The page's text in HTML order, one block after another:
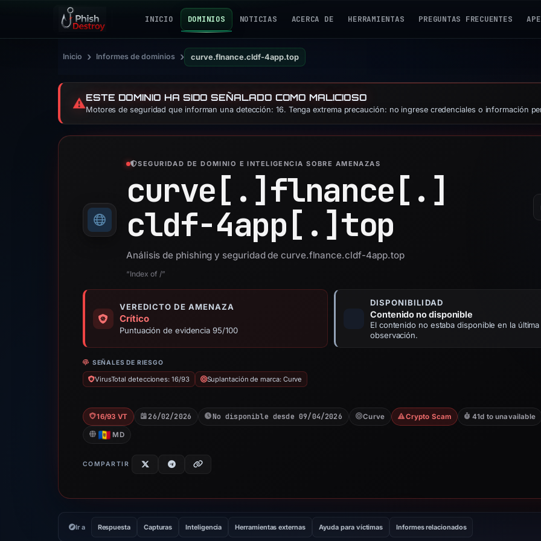
INICIO DOMINIOS NOTICIAS ACERCA DE HERRAMIENTAS PREGUNTAS FRECUENTES
Inicio › Informes de dominios › curve.flnance.cldf-4app.top
⚠️ESTE DOMINIO HA SIDO SEÑALADO COMO MALICIOSO
Motores de seguridad que informan una detección: 16. Tenga extrema precaución: no ingrese credenciales o información
SEGURIDAD DE DOMINIO E INTELIGENCIA SOBRE AMENAZAS
curve[.]flnance[.]
cldf-4app[.]top
Análisis de phishing y seguridad de curve.flnance.cldf-4app.top
“Index of /”
VEREDICTO DE AMENAZA
Crítico
Puntuación de evidencia 95/100
DISPONIBILIDAD
Contenido no disponible
El contenido no estaba disponible en la última
observación.
SEÑALES DE RIESGO
VirusTotal detecciones: 16/93 Suplantación de marca: Curve
16/93 VT 26/02/2026 No disponible desde 09/04/2026 Curve Crypto Scam 41d to unavailable
MD
COMPARTIR
Ir a Respuesta Capturas Inteligencia Herramientas externas Ayuda para víctimas Informes relacionados